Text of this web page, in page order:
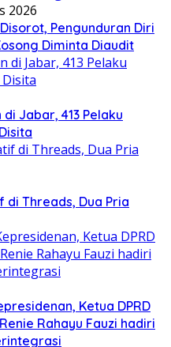
2026
Disorot, Pengunduran Diri
Diminta Diaudit
Jabar, 413 Pelaku
Threads, Dua Pria
Ketua DPRD
Rahayu Fauzi hadiri